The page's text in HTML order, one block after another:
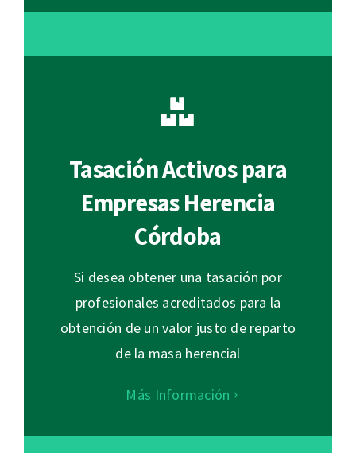
Tasación Activos para
Empresas Herencia
Córdoba
Si desea obtener una tasación por
profesionales acreditados para la
obtención de un valor justo de reparto
de la masa herencial
Más Información